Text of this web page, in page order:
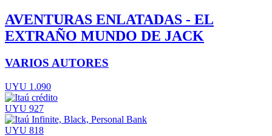
AVENTURAS ENLATADAS - EL
EXTRAÑO MUNDO DE JACK
VARIOS AUTORES
UYU 1.090
UYU 927
UYU 818